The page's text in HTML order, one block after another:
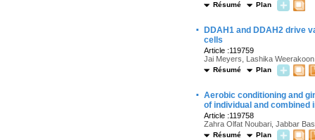
Résumé Plan
·
DDAH1 and DDAH2 drive
cells
Article :119759
Jai Meyers, Lashika
Résumé Plan
· Aerobic conditioning and
of individual and combined
Article :119758
Zahra Olfat Noubari, Jabbar
Résumé Plan